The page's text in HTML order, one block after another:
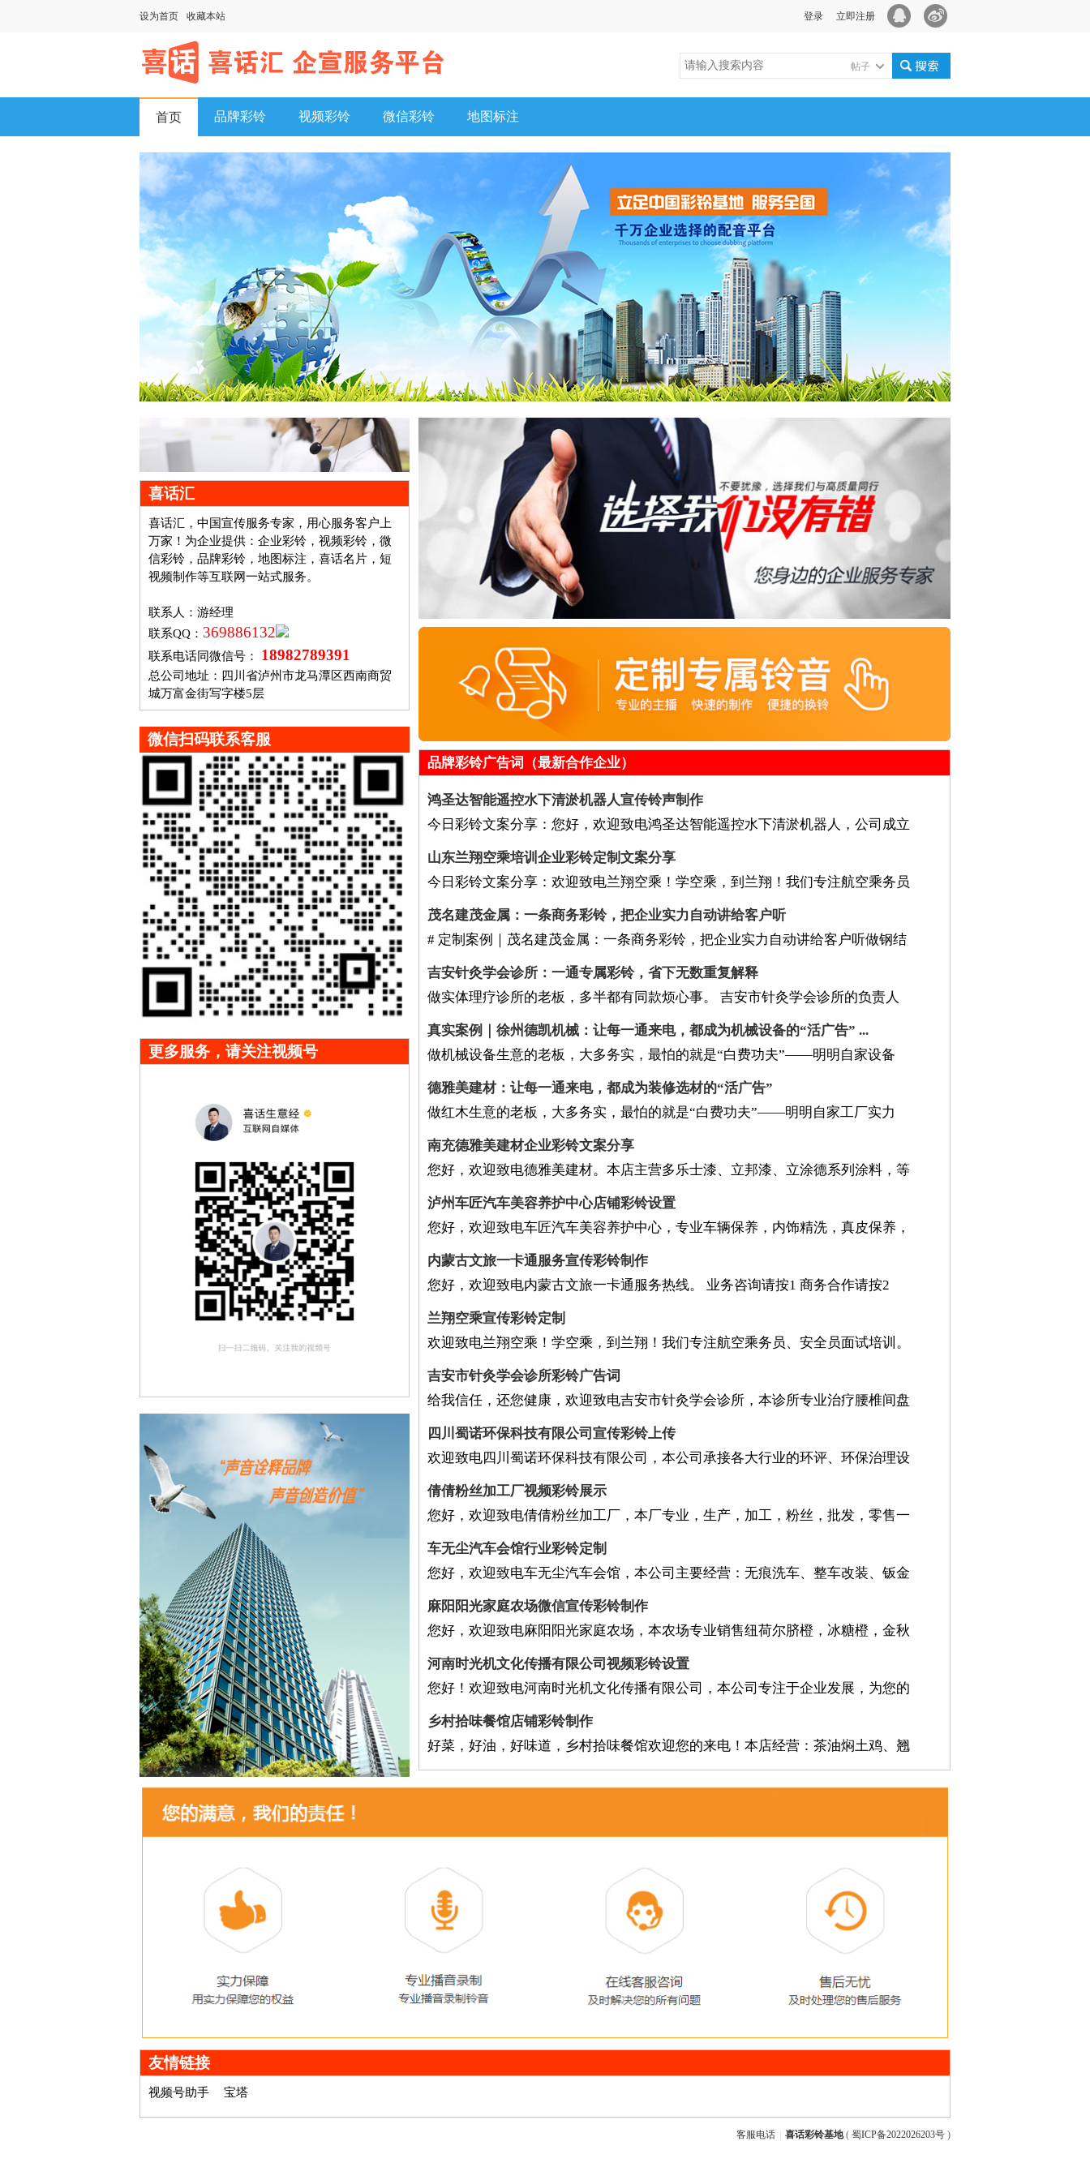
设为首页 收藏本站 立即注册
登录
帖子
首页 品牌彩铃 视频彩铃 微信彩铃 地图标注
喜话汇
喜话汇，中国宣传服务专家，用心服务客户上
万家！为企业提供：企业彩铃，视频彩铃，微
信彩铃，品牌彩铃，地图标注，喜话名片，短
视频制作等互联网一站式服务。
联系人：游经理
联系QQ： 369886132
联系电话同微信号： 18982789391
总公司地址：四川省泸州市龙马潭区西南商贸
城万富金街写字楼5层
微信扫码联系客服
更多服务，请关注视频号
品牌彩铃广告词（最新合作企业）
鸿圣达智能遥控水下清淤机器人宣传铃声制作
今日彩铃文案分享：您好，欢迎致电鸿圣达智能遥控水下清淤机器人，公司成立
山东兰翔空乘培训企业彩铃定制文案分享
今日彩铃文案分享：欢迎致电兰翔空乘！学空乘，到兰翔！我们专注航空乘务员
茂名建茂金属：一条商务彩铃，把企业实力自动讲给客户听
# 定制案例｜茂名建茂金属：一条商务彩铃，把企业实力自动讲给客户听做钢结
吉安针灸学会诊所：一通专属彩铃，省下无数重复解释
做实体理疗诊所的老板，多半都有同款烦心事。 吉安市针灸学会诊所的负责人
真实案例｜徐州德凯机械：让每一通来电，都成为机械设备的“活广告” ...
做机械设备生意的老板，大多务实，最怕的就是“白费功夫”——明明自家设备
德雅美建材：让每一通来电，都成为装修选材的“活广告”
做红木生意的老板，大多务实，最怕的就是“白费功夫”——明明自家工厂实力
南充德雅美建材企业彩铃文案分享
您好，欢迎致电德雅美建材。本店主营多乐士漆、立邦漆、立涂德系列涂料，等
泸州车匠汽车美容养护中心店铺彩铃设置
您好，欢迎致电车匠汽车美容养护中心，专业车辆保养，内饰精洗，真皮保养，
内蒙古文旅一卡通服务宣传彩铃制作
您好，欢迎致电内蒙古文旅一卡通服务热线。 业务咨询请按1 商务合作请按2
兰翔空乘宣传彩铃定制
欢迎致电兰翔空乘！学空乘，到兰翔！我们专注航空乘务员、安全员面试培训。
吉安市针灸学会诊所彩铃广告词
给我信任，还您健康，欢迎致电吉安市针灸学会诊所，本诊所专业治疗腰椎间盘
四川蜀诺环保科技有限公司宣传彩铃上传
欢迎致电四川蜀诺环保科技有限公司，本公司承接各大行业的环评、环保治理设
倩倩粉丝加工厂视频彩铃展示
您好，欢迎致电倩倩粉丝加工厂，本厂专业，生产，加工，粉丝，批发，零售一
车无尘汽车会馆行业彩铃定制
您好，欢迎致电车无尘汽车会馆，本公司主要经营：无痕洗车、整车改装、钣金
麻阳阳光家庭农场微信宣传彩铃制作
您好，欢迎致电麻阳阳光家庭农场，本农场专业销售纽荷尔脐橙，冰糖橙，金秋
河南时光机文化传播有限公司视频彩铃设置
您好！欢迎致电河南时光机文化传播有限公司，本公司专注于企业发展，为您的
乡村拾味餐馆店铺彩铃制作
好菜，好油，好味道，乡村拾味餐馆欢迎您的来电！本店经营：茶油焖土鸡、翘
友情链接
视频号助手 宝塔
客服电话 喜话彩铃基地( 蜀ICP备2022026203号 )